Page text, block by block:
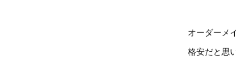
オーダーメ
格安だと思